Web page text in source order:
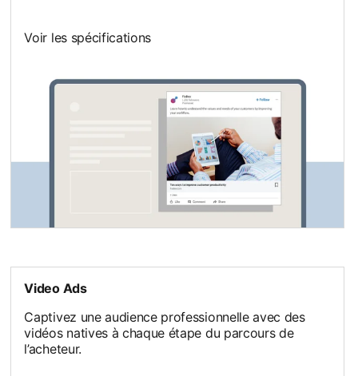
Voir les spécifications
Video Ads
Captivez une audience professionnelle avec des
vidéos natives à chaque étape du parcours de
l’acheteur.